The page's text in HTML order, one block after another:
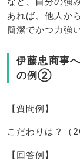
あれば、他人か
簡潔でかつ力強
伊藤忠商事
の例②
【質問例】
こだわりは？（
【回答例】